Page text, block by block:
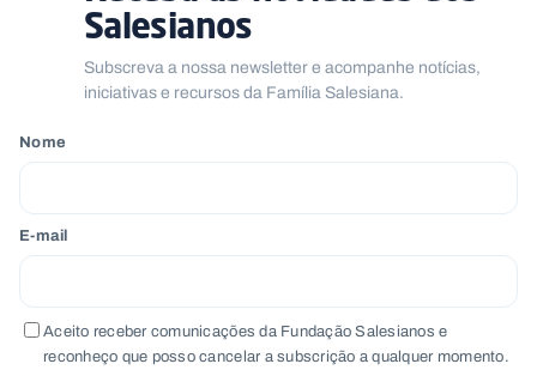
Salesianos
Subscreva a nossa newsletter e acompanhe notícias,
iniciativas e recursos da Família Salesiana.
Nome
E-mail
Aceito receber comunicações da Fundação Salesianos e
reconheço que posso cancelar a subscrição a qualquer momento.